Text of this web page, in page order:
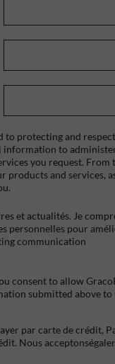
to protecting and
information to
you request.
products and services,
et actualités. Je
personnelles pour
communication
consent to allow
submitted above
par carte de crédit,
Nous